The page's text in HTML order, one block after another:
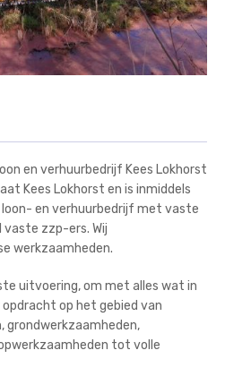
en verhuurbedrijf Kees Lokhorst
Kees Lokhorst en is inmiddels
en verhuurbedrijf met vaste
zzp-ers. Wij
werkzaamheden.
uitvoering, om met alles wat in
op het gebied van
grondwerkzaamheden,
tot volle